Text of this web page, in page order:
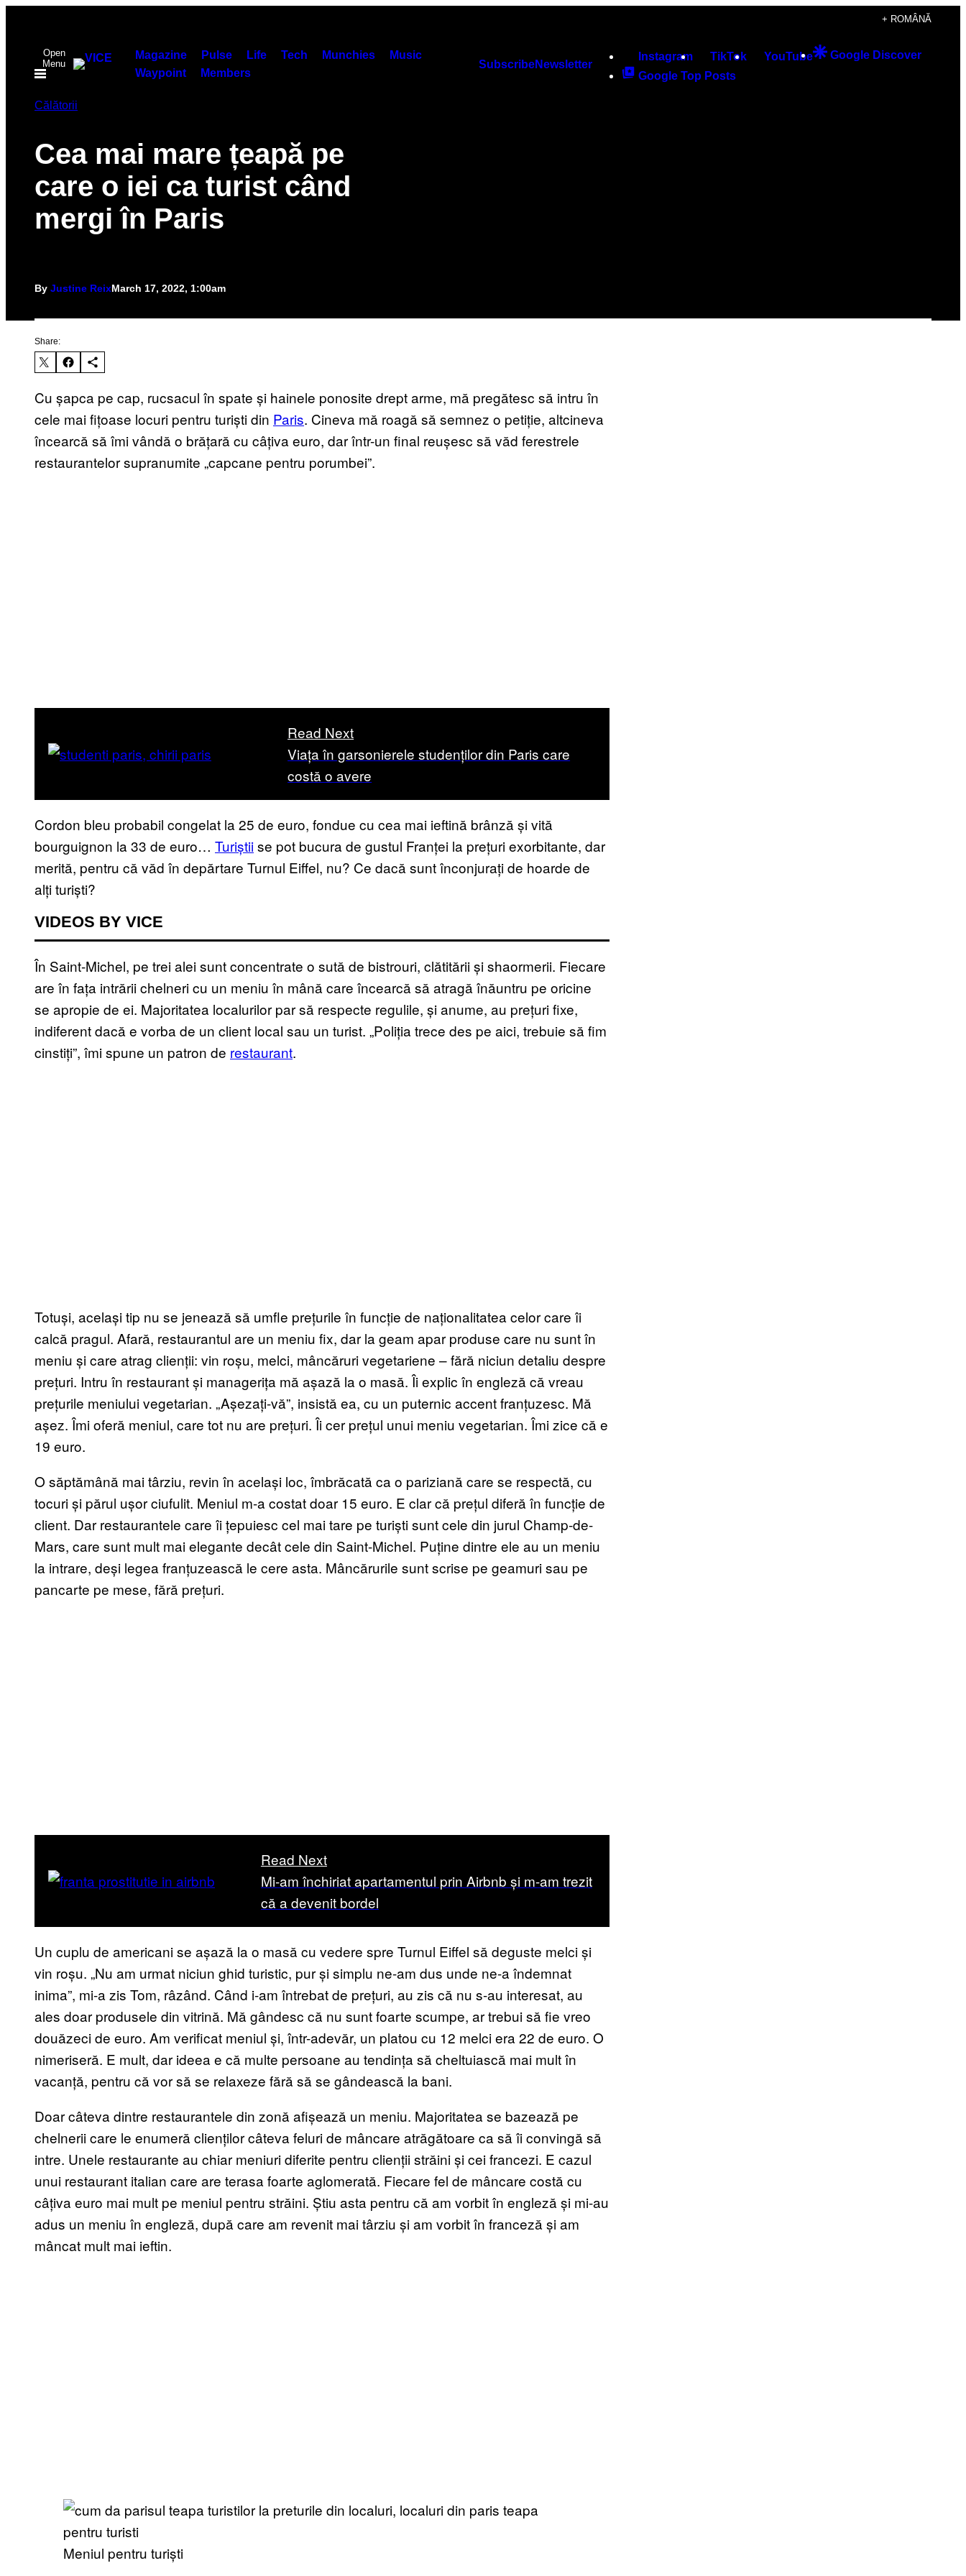
content
+ ROMÂNĂ
Open
Menu
Magazine Pulse Life Tech Munchies
Music
Waypoint
Members
SubscribeNewsletter
Instagram TikTok YouTube
Google Discover
Google Top Posts
Călătorii
Cea mai mare țeapă pe
care o iei ca turist când
mergi în Paris
By Justine ReixMarch 17, 2022, 1:00am
Share:
Cu șapca pe cap, rucsacul în spate și hainele ponosite drept arme, mă pregătesc să intru în
cele mai fițoase locuri pentru turiști din Paris. Cineva mă roagă să semnez o petiție, altcineva
încearcă să îmi vândă o brățară cu câțiva euro, dar într-un final reușesc să văd ferestrele
restaurantelor supranumite „capcane pentru porumbei”.
Read Next
Viața în garsonierele studenților din Paris care
costă o avere
Cordon bleu probabil congelat la 25 de euro, fondue cu cea mai ieftină brânză și vită
bourguignon la 33 de euro… Turiștiise pot bucura de gustul Franței la prețuri exorbitante, dar
merită, pentru că văd în depărtare Turnul Eiffel, nu? Ce dacă sunt înconjurați de hoarde de
alți turiști?
VIDEOS BY VICE
În Saint-Michel, pe trei alei sunt concentrate o sută de bistrouri, clătitării și shaormerii. Fiecare
are în fața intrării chelneri cu un meniu în mână care încearcă să atragă înăuntru pe oricine
se apropie de ei. Majoritatea localurilor par să respecte regulile, și anume, au prețuri fixe,
indiferent dacă e vorba de un client local sau un turist. „Poliția trece des pe aici, trebuie să fim
cinstiți”, îmi spune un patron de restaurant.
Totuși, același tip nu se jenează să umfle prețurile în funcție de naționalitatea celor care îi
calcă pragul. Afară, restaurantul are un meniu fix, dar la geam apar produse care nu sunt în
meniu și care atrag clienții: vin roșu, melci, mâncăruri vegetariene – fără niciun detaliu despre
prețuri. Intru în restaurant și managerița mă așază la o masă. Îi explic în engleză că vreau
prețurile meniului vegetarian. „Așezați-vă”, insistă ea, cu un puternic accent franțuzesc. Mă
așez. Îmi oferă meniul, care tot nu are prețuri. Îi cer prețul unui meniu vegetarian. Îmi zice că e
19 euro.
O săptămână mai târziu, revin în același loc, îmbrăcată ca o pariziană care se respectă, cu
tocuri și părul ușor ciufulit. Meniul m-a costat doar 15 euro. E clar că prețul diferă în funcție de
client. Dar restaurantele care îi țepuiesc cel mai tare pe turiști sunt cele din jurul Champ-de-
Mars, care sunt mult mai elegante decât cele din Saint-Michel. Puține dintre ele au un meniu
la intrare, deși legea franțuzească le cere asta. Mâncărurile sunt scrise pe geamuri sau pe
pancarte pe mese, fără prețuri.
Read Next
Mi-am închiriat apartamentul prin Airbnb și m-am trezit
că a devenit bordel
Un cuplu de americani se așază la o masă cu vedere spre Turnul Eiffel să deguste melci și
vin roșu. „Nu am urmat niciun ghid turistic, pur și simplu ne-am dus unde ne-a îndemnat
inima”, mi-a zis Tom, râzând. Când i-am întrebat de prețuri, au zis că nu s-au interesat, au
ales doar produsele din vitrină. Mă gândesc că nu sunt foarte scumpe, ar trebui să fie vreo
douăzeci de euro. Am verificat meniul și, într-adevăr, un platou cu 12 melci era 22 de euro. O
nimeriseră. E mult, dar ideea e că multe persoane au tendința să cheltuiască mai mult în
vacanță, pentru că vor să se relaxeze fără să se gândească la bani.
Doar câteva dintre restaurantele din zonă afișează un meniu. Majoritatea se bazează pe
chelnerii care le enumeră clienților câteva feluri de mâncare atrăgătoare ca să îi convingă să
intre. Unele restaurante au chiar meniuri diferite pentru clienții străini și cei francezi. E cazul
unui restaurant italian care are terasa foarte aglomerată. Fiecare fel de mâncare costă cu
câțiva euro mai mult pe meniul pentru străini. Știu asta pentru că am vorbit în engleză și mi-au
adus un meniu în engleză, după care am revenit mai târziu și am vorbit în franceză și am
mâncat mult mai ieftin.
Meniul pentru turiști